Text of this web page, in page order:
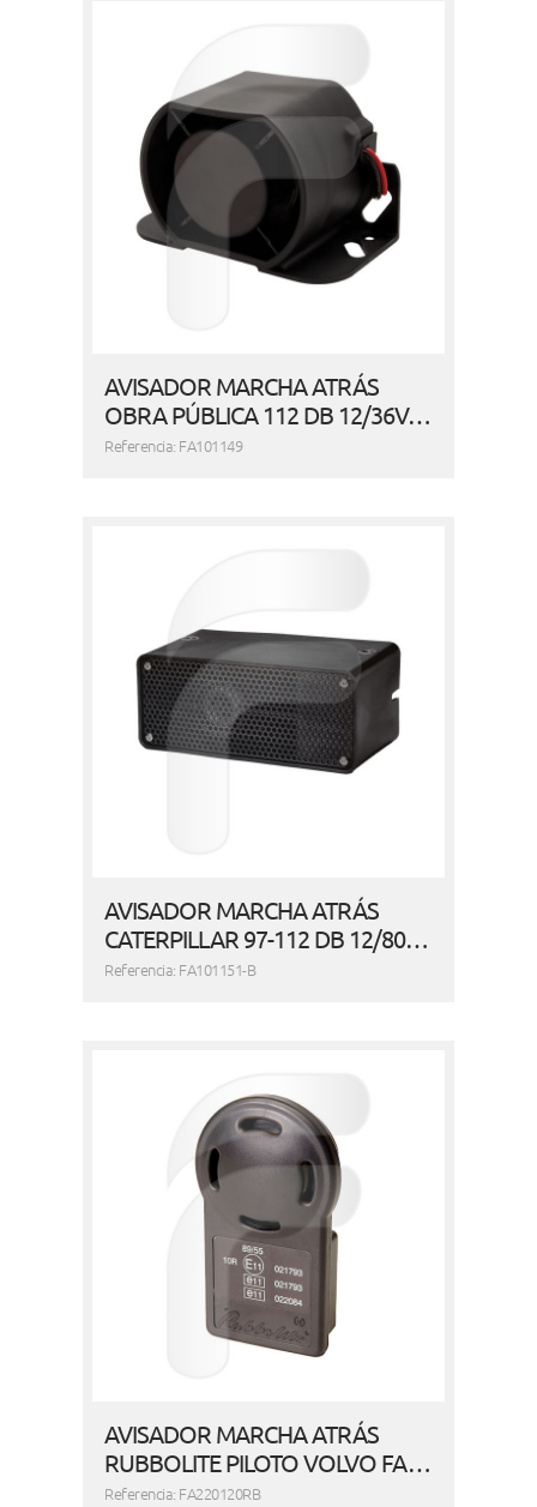
AVISADOR MARCHA ATRÁS
OBRA PÚBLICA 112 DB 12/36V…
Referencia: FA101149
AVISADOR MARCHA ATRÁS
CATERPILLAR 97-112 DB 12/80…
Referencia: FA101151-B
AVISADOR MARCHA ATRÁS
RUBBOLITE PILOTO VOLVO FA…
Referencia: FA220120RB